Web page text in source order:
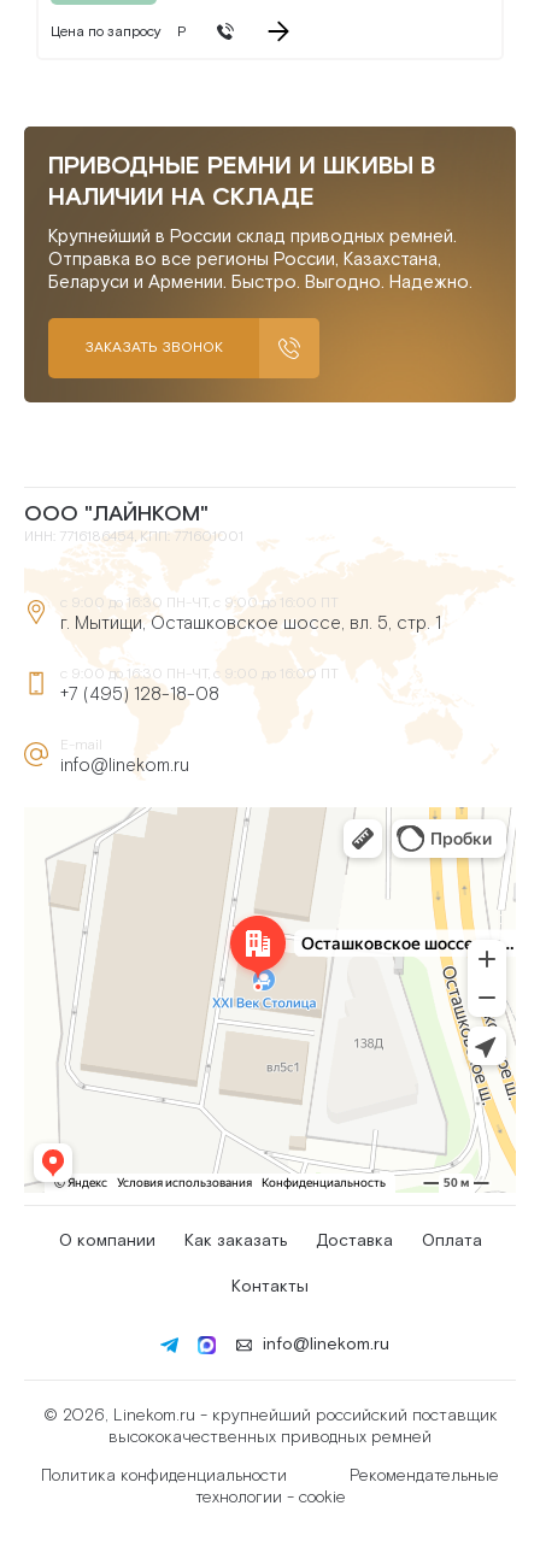
Цена по запросу Р
ПРИВОДНЫЕ РЕМНИ И ШКИВЫ В
НАЛИЧИИ НА СКЛАДЕ
Крупнейший в России склад приводных ремней.
Отправка во все регионы России, Казахстана,
Беларуси и Армении. Быстро. Выгодно. Надежно.
ЗАКАЗАТЬ ЗВОНОК
ООО "ЛАЙНКОМ"
ИНН: 7716186454, КПП: 771601001
с 9:00 до 16:30 ПН-ЧТ, с 9:00 до 16:00 ПТ
г. Мытищи, Осташковское шоссе, вл. 5, стр. 1
с 9:00 до 16:30 ПН-ЧТ, с 9:00 до 16:00 ПТ
+7 (495) 128-18-08
E-mail
info@linekom.ru
О компании Как заказать Доставка Оплата
Контакты
info@linekom.ru
© 2026, Linekom.ru - крупнейший российский поставщик
высококачественных приводных ремней
Политика конфиденциальности
Рекомендательные
технологии - cookie